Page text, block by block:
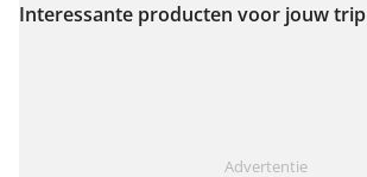
Bekijk op kaart
Interessante producten voor jouw trip
Advertentie